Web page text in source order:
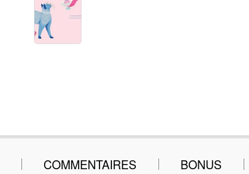
COMMENTAIRES BONUS